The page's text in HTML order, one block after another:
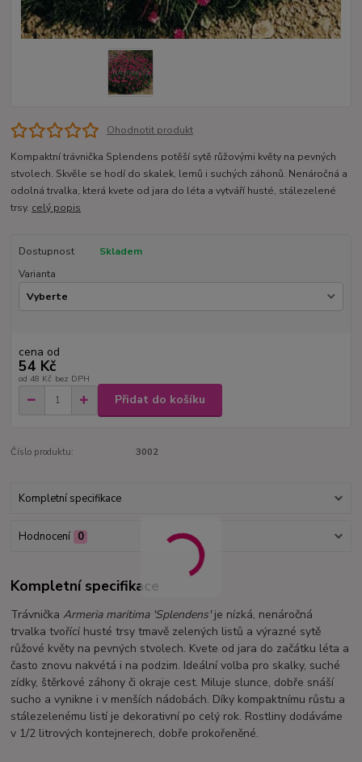
Ohodnotit produkt
Kompaktní trávnička Splendens potěší sytě růžovými květy na pevných
stvolech. Skvěle se hodí do skalek, lemů i suchých záhonů. Nenáročná a
odolná trvalka, která kvete od jara do léta a vytváří husté, stálezelené
trsy. celý popis
Dostupnost
Skladem
Varianta
cena od
54 Kč
od 48 Kč bez DPH
Přidat do košíku
Číslo produktu: 3002
Kompletní specifikace
Hodnocení 0
Kompletní specifikace
TrávničkaArmeria maritima 'Splendens'je nízká, nenáročná
trvalka tvořící husté trsy tmavě zelených listů a výrazné sytě
růžové květy na pevných stvolech. Kvete od jara do začátku léta a
často znovu nakvétá i na podzim. Ideální volba pro skalky, suché
zídky, štěrkové záhony či okraje cest. Miluje slunce, dobře snáší
sucho a vynikne i v menších nádobách. Díky kompaktnímu růstu a
stálezelenému listí je dekorativní po celý rok. Rostliny dodáváme
v 1/2 litrových kontejnerech, dobře prokořeněné.